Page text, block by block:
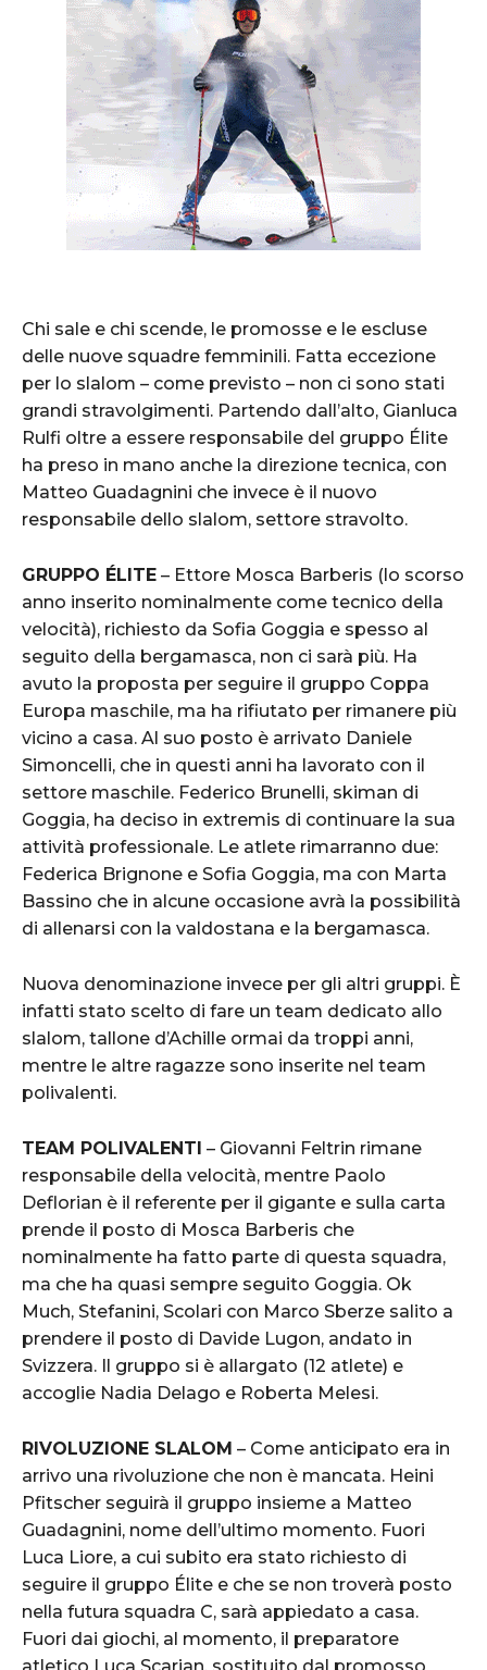
Chi sale e chi scende, le promosse e le escluse
delle nuove squadre femminili. Fatta eccezione
per lo slalom – come previsto – non ci sono stati
grandi stravolgimenti. Partendo dall’alto, Gianluca
Rulfi oltre a essere responsabile del gruppo Élite
ha preso in mano anche la direzione tecnica, con
Matteo Guadagnini che invece è il nuovo
responsabile dello slalom, settore stravolto.
GRUPPO ÉLITE – Ettore Mosca Barberis (lo scorso
anno inserito nominalmente come tecnico della
velocità), richiesto da Sofia Goggia e spesso al
seguito della bergamasca, non ci sarà più. Ha
avuto la proposta per seguire il gruppo Coppa
Europa maschile, ma ha rifiutato per rimanere più
vicino a casa. Al suo posto è arrivato Daniele
Simoncelli, che in questi anni ha lavorato con il
settore maschile. Federico Brunelli, skiman di
Goggia, ha deciso in extremis di continuare la sua
attività professionale. Le atlete rimarranno due:
Federica Brignone e Sofia Goggia, ma con Marta
Bassino che in alcune occasione avrà la possibilità
di allenarsi con la valdostana e la bergamasca.
Nuova denominazione invece per gli altri gruppi. È
infatti stato scelto di fare un team dedicato allo
slalom, tallone d’Achille ormai da troppi anni,
mentre le altre ragazze sono inserite nel team
polivalenti.
TEAM POLIVALENTI – Giovanni Feltrin rimane
responsabile della velocità, mentre Paolo
Deflorian è il referente per il gigante e sulla carta
prende il posto di Mosca Barberis che
nominalmente ha fatto parte di questa squadra,
ma che ha quasi sempre seguito Goggia. Ok
Much, Stefanini, Scolari con Marco Sberze salito a
prendere il posto di Davide Lugon, andato in
Svizzera. Il gruppo si è allargato (12 atlete) e
accoglie Nadia Delago e Roberta Melesi.
RIVOLUZIONE SLALOM – Come anticipato era in
arrivo una rivoluzione che non è mancata. Heini
Pfitscher seguirà il gruppo insieme a Matteo
Guadagnini, nome dell’ultimo momento. Fuori
Luca Liore, a cui subito era stato richiesto di
seguire il gruppo Élite e che se non troverà posto
nella futura squadra C, sarà appiedato a casa.
Fuori dai giochi, al momento, il preparatore